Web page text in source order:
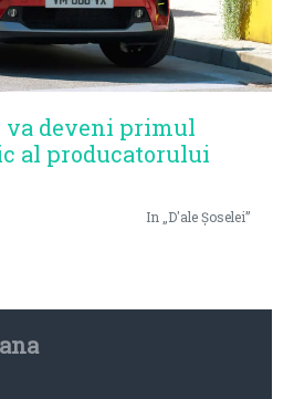
va deveni primul
al producatorului
In „D'ale Șoselei”